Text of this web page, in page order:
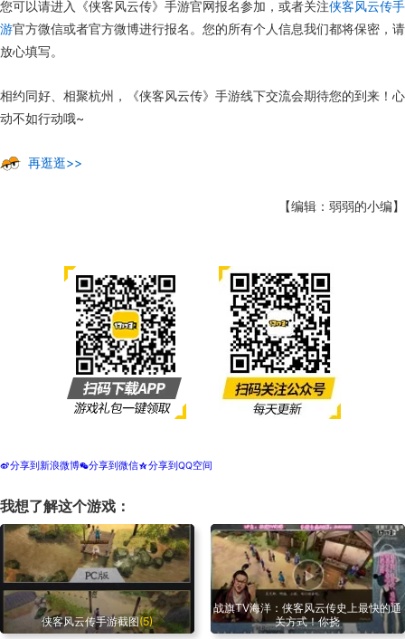
您可以请进入《侠客风云传》手游官网报名参加，或者关注侠客风云传手
游官方微信或者官方微博进行报名。您的所有个人信息我们都将保密，请
放心填写。
相约同好、相聚杭州，《侠客风云传》手游线下交流会期待您的到来！心
动不如行动哦~
再逛逛>>
【编辑：弱弱的小编】
t分享到新浪微博w分享到微信z分享到QQ空间
我想了解这个游戏：
侠客风云传手游截图(5)
战旗TV海洋：侠客风云传史上最快的通
关方式！你挠